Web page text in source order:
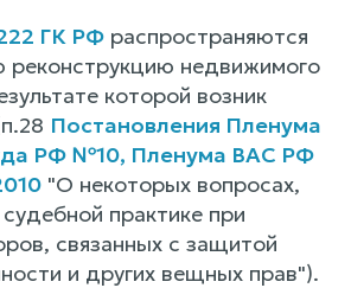
ГК РФ распространяются
реконструкцию недвижимого
которой возник
Постановления Пленума
РФ №10, Пленума ВАС РФ
"О некоторых вопросах,
практике при
связанных с защитой
и других вещных прав").